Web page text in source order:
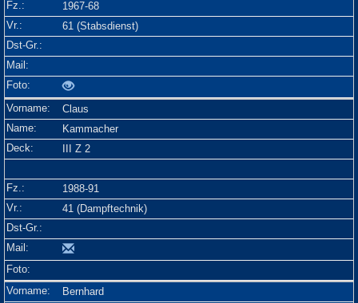
1967-68
61 (Stabsdienst)
Claus
Kammacher
III Z 2
1988-91
41 (Dampftechnik)
Bernhard